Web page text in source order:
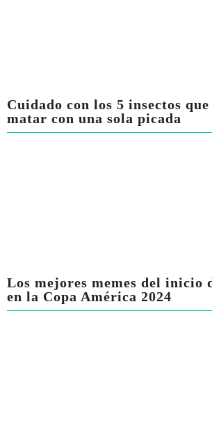
Cuidado con los 5 insectos que
matar con una sola picada
Los mejores memes del inicio
en la Copa América 2024